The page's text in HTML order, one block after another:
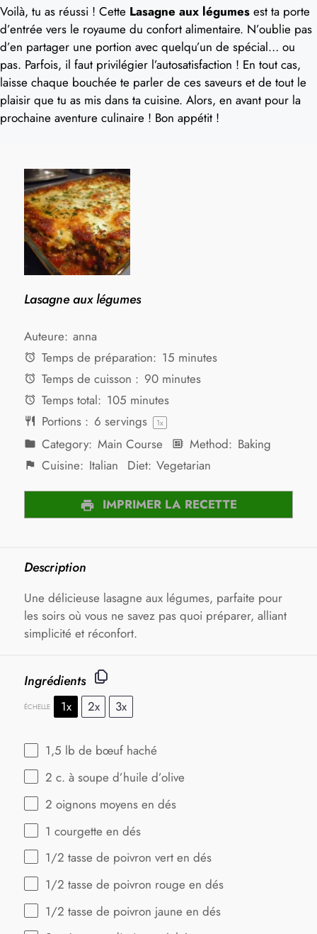
Voilà, tu as réussi ! Cette Lasagne aux légumes est ta porte
d’entrée vers le royaume du confort alimentaire. N’oublie pas
d’en partager une portion avec quelqu’un de spécial… ou
pas. Parfois, il faut privilégier l’autosatisfaction ! En tout cas,
laisse chaque bouchée te parler de ces saveurs et de tout le
plaisir que tu as mis dans ta cuisine. Alors, en avant pour la
prochaine aventure culinaire ! Bon appétit !
Lasagne aux légumes
Auteure: anna
Temps de préparation: 15 minutes
Temps de cuisson : 90 minutes
Temps total: 105 minutes
Portions : 6 servings 1x
Category: Main Course Method: Baking
Cuisine: Italian Diet: Vegetarian
IMPRIMER LA RECETTE
Description
Une délicieuse lasagne aux légumes, parfaite pour
les soirs où vous ne savez pas quoi préparer, alliant
simplicité et réconfort.
Ingrédients
ÉCHELLE 1x 2x 3x
1,5 lb de bœuf haché
2 c. à soupe d’huile d’olive
2 oignons moyens en dés
1 courgette en dés
1/2 tasse de poivron vert en dés
1/2 tasse de poivron rouge en dés
1/2 tasse de poivron jaune en dés